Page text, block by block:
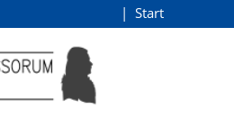
Start